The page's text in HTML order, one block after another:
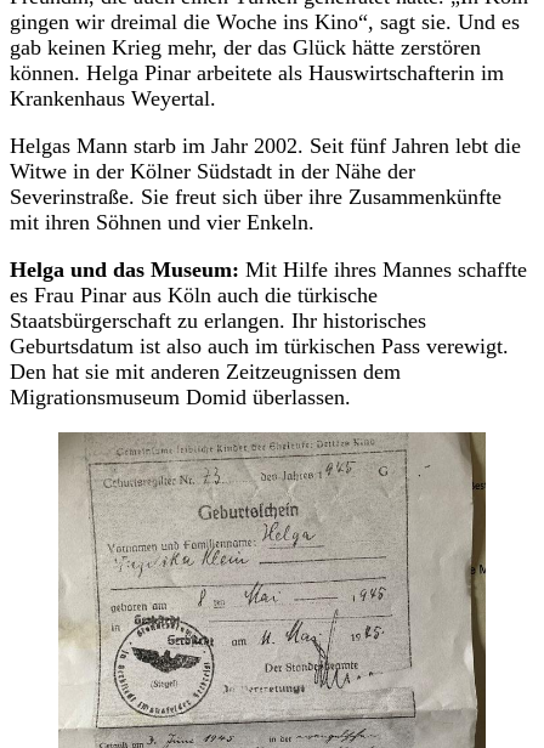
gingen wir dreimal die Woche ins Kino“, sagt sie. Und es
gab keinen Krieg mehr, der das Glück hätte zerstören
können. Helga Pinar arbeitete als Hauswirtschafterin im
Krankenhaus Weyertal.
Helgas Mann starb im Jahr 2002. Seit fünf Jahren lebt die
Witwe in der Kölner Südstadt in der Nähe der
Severinstraße. Sie freut sich über ihre Zusammenkünfte
mit ihren Söhnen und vier Enkeln.
Helga und das Museum: Mit Hilfe ihres Mannes schaffte
es Frau Pinar aus Köln auch die türkische
Staatsbürgerschaft zu erlangen. Ihr historisches
Geburtsdatum ist also auch im türkischen Pass verewigt.
Den hat sie mit anderen Zeitzeugnissen dem
Migrationsmuseum Domid überlassen.